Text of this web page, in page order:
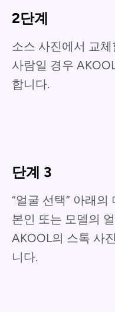
2단계
소스 사진에서 교
사람일 경우
합니다.
단계 3
“얼굴 선택” 아래
본인 또는 모델의
AKOOL의 스톡 사
니다.